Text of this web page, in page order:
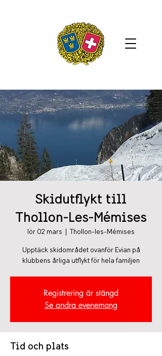
Skidutflykt till
Thollon-Les-Mémises
lör 02 mars Thollon-les-Mémises
Upptäck skidområdet ovanför Evian på
klubbens årliga utflykt för hela familjen
Registrering är stängd
Se andra evenemang
Tid och plats